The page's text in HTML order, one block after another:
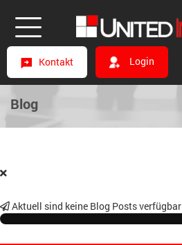
Kontakt Login
Blog
Aktuell sind keine Blog Posts verfügbar